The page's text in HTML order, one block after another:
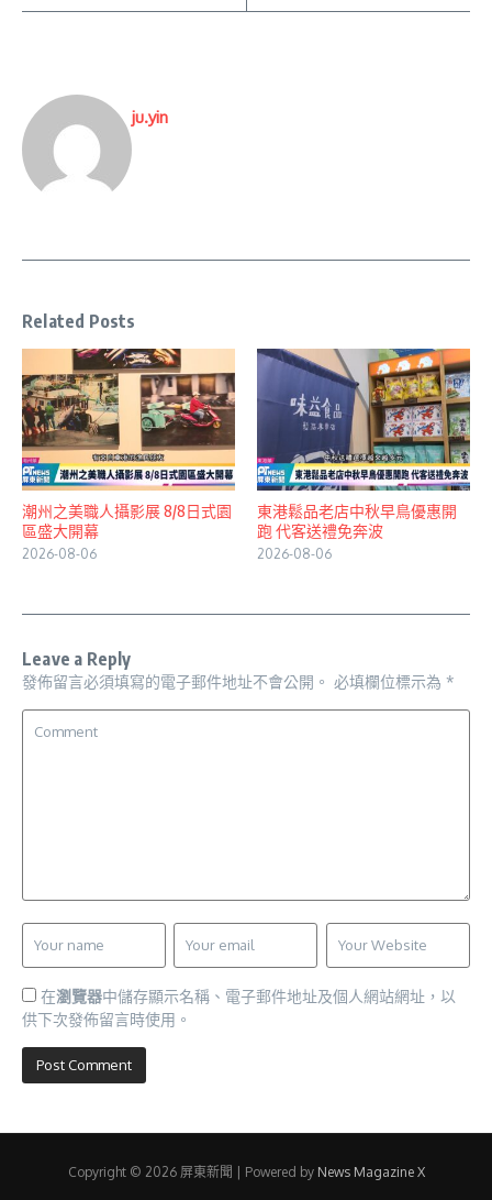
ju.yin
Related Posts
潮州之美職人攝影展 8/8日式園
區盛大開幕
2026-08-06
東港鬆品老店中秋早鳥優惠開
跑 代客送禮免奔波
2026-08-06
Leave a Reply
發佈留言必須填寫的電子郵件地址不會公開。 必填欄位標示為 *
在瀏覽器中儲存顯示名稱、電子郵件地址及個人網站網址，以
供下次發佈留言時使用。
Copyright © 2026 屏東新聞 | Powered by News Magazine X